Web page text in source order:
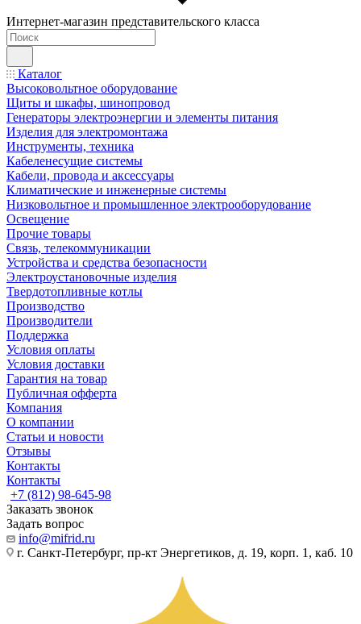
Интернет-магазин представительского класса
Каталог
Высоковольтное оборудование
Щиты и шкафы, шинопровод
Генераторы электроэнергии и элементы питания
Изделия для электромонтажа
Инструменты, техника
Кабеленесущие системы
Кабели, провода и аксессуары
Климатические и инженерные системы
Низковольтное и промышленное электрооборудование
Освещение
Прочие товары
Связь, телекоммуникации
Устройства и средства безопасности
Электроустановочные изделия
Твердотопливные котлы
Производство
Производители
Поддержка
Условия оплаты
Условия доставки
Гарантия на товар
Публичная офферта
Компания
О компании
Статьи и новости
Отзывы
Контакты
Контакты
+7 (812) 98-645-98
Заказать звонок
Задать вопрос
info@mifrid.ru
г. Санкт-Петербург, пр-кт Энергетиков, д. 19, корп. 1, каб. 10